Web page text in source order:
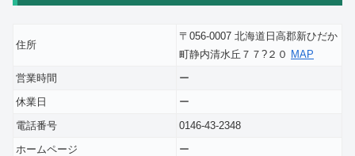
住所
〒056-0007 北海道日高郡新ひだか
町静内清水丘７７?２０ MAP
営業時間
ー
休業日
ー
電話番号
0146-43-2348
ホームページ
ー